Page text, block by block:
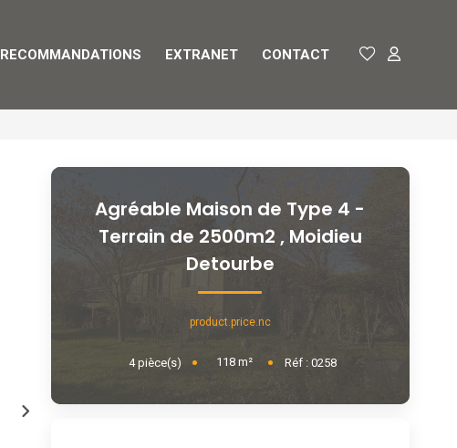
RECOMMANDATIONS EXTRANET CONTACT
Agréable Maison de Type 4 -
Terrain de 2500m2 , Moidieu
Detourbe
product.price.nc
4pièce(s) 118m² Réf :0258